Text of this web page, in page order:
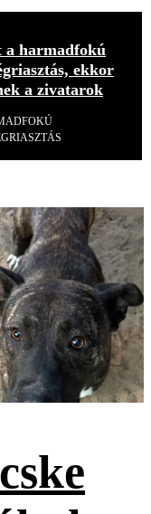
a harmadfokú
ekkor
a zivatarok